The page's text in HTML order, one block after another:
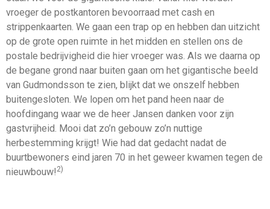
vroeger de postkantoren bevoorraad met cash en
strippenkaarten. We gaan een trap op en hebben dan uitzicht
op de grote open ruimte in het midden en stellen ons de
postale bedrijvigheid die hier vroeger was. Als we daarna op
de begane grond naar buiten gaan om het gigantische beeld
van Gudmondsson te zien, blijkt dat we onszelf hebben
buitengesloten. We lopen om het pand heen naar de
hoofdingang waar we de heer Jansen danken voor zijn
gastvrijheid. Mooi dat zo’n gebouw zo’n nuttige
herbestemming krijgt! Wie had dat gedacht nadat de
buurtbewoners eind jaren 70 in het geweer kwamen tegen de
nieuwbouw! 2)